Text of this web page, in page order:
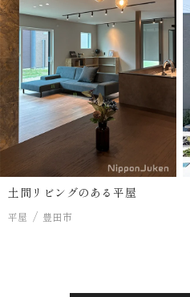
土間リビングのある平屋
平屋 豊田市